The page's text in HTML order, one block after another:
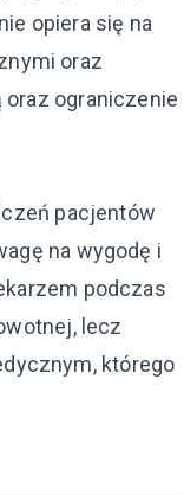
opiera się na
oraz
ograniczenie
pacjentów
na wygodę i
podczas
lecz
którego